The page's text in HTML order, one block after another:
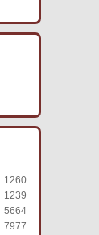
1260
1239
5664
7977